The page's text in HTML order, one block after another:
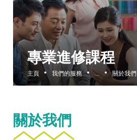
專業進修課程
主頁 我們的服務 ... 關於我們
關於我們